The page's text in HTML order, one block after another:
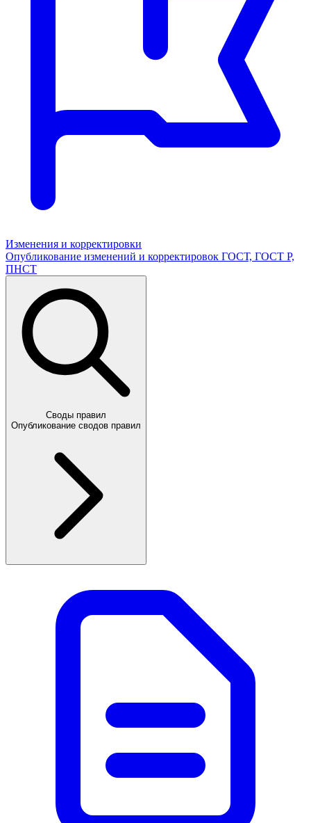
Изменения и корректировки
Опубликование изменений и корректировок ГОСТ, ГОСТ Р,
ПНСТ
Своды правил
Опубликование сводов правил